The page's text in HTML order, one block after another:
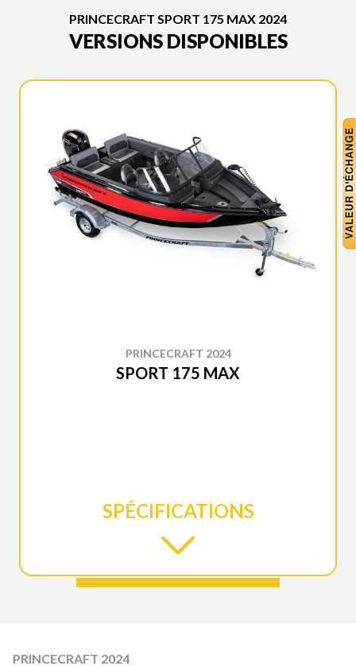
PRINCECRAFT SPORT 175 MAX 2024
VERSIONS DISPONIBLES
PRINCECRAFT 2024
SPORT 175 MAX
SPÉCIFICATIONS
PRINCECRAFT 2024